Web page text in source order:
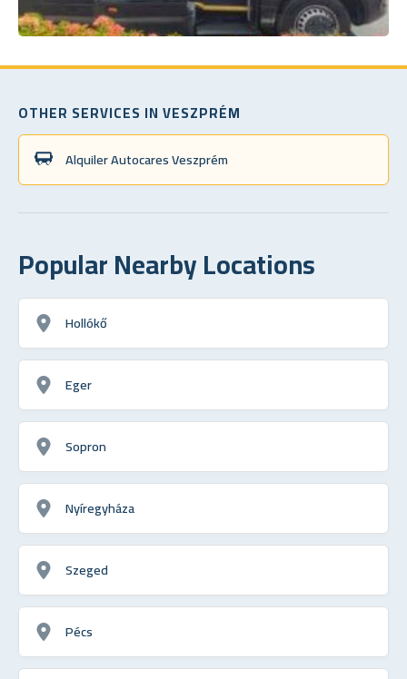
OTHER SERVICES IN VESZPRÉM
Alquiler Autocares Veszprém
Popular Nearby Locations
Hollókő
Eger
Sopron
Nyíregyháza
Szeged
Pécs